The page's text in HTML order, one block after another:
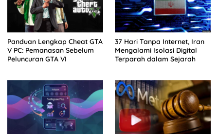
Panduan Lengkap Cheat GTA
V PC: Pemanasan Sebelum
Peluncuran GTA VI
37 Hari Tanpa Internet, Iran
Mengalami Isolasi Digital
Terparah dalam Sejarah